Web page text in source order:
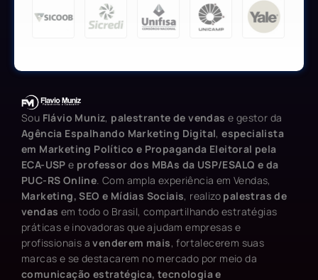
Sou Flávio Muniz, palestrante de vendas e gestor da
Agência Espalhando Marketing Digital,especialista
em Marketing Político e Propaganda Eleitoral pela
ECA-USP e professor dos MBAs da USP/ESALQ e da
PUC-RS Online. Com ampla experiência em Vendas,
Marketing, SEO e Mídias Sociais, realizo palestras de
vendas em todo o Brasil, compartilhando estratégias
práticas e inovadoras que ajudam empresas e
profissionais avenderem mais, fortalecerem suas
marcas e se destacarem no mercado por meio da
comunicação estratégica, tecnologia e